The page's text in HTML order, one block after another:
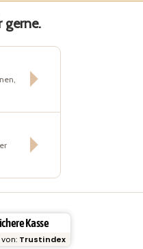
gerne.
Kasse
Trustindex